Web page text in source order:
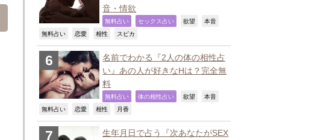
音・情欲
無料占い セックス占い 欲望 本音
無料占い 恋愛 相性 スピカ
名前でわかる『2人の体の相性占
い』あの人が好きなHは？完全無
料
無料占い 体の相性占い 欲望 本音
無料占い 恋愛 相性 月香
生年月日で占う『次あなたがSEX